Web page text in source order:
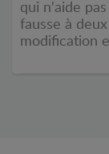
qui n'aide
fausse à
modification